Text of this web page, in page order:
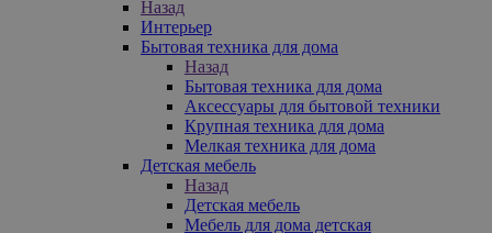
Назад
Интерьер
Бытовая техника для дома
Назад
Бытовая техника для дома
Аксессуары для бытовой техники
Крупная техника для дома
Мелкая техника для дома
Детская мебель
Назад
Детская мебель
Мебель для дома детская